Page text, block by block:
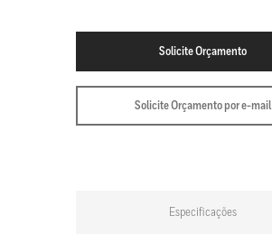
Solicite Orçamento
Solicite Orçamento por e-mail
Especificações